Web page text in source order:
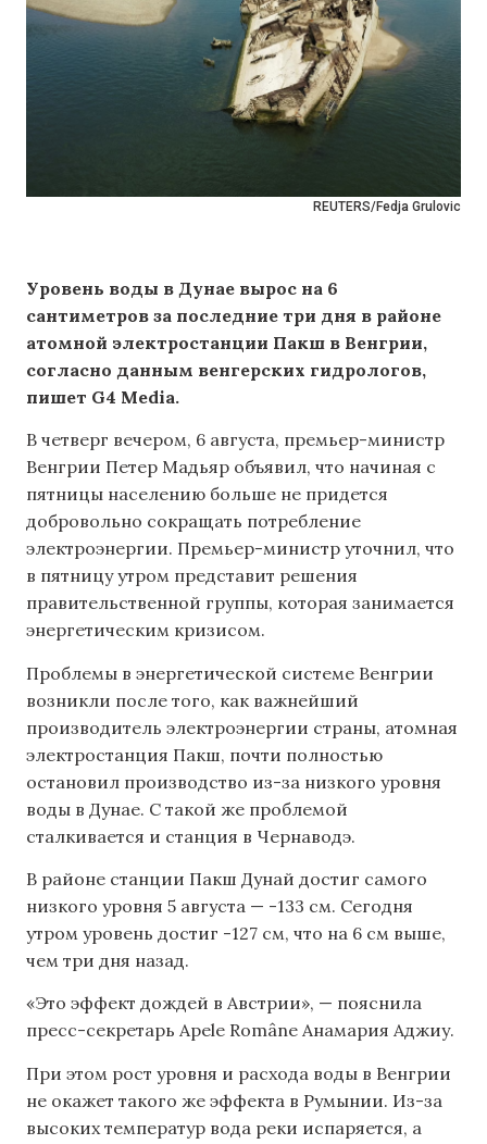
REUTERS/Fedja Grulovic
Уровень воды в Дунае вырос на 6
сантиметров за последние три дня в районе
атомной электростанции Пакш в Венгрии,
согласно данным венгерских гидрологов,
пишет G4 Media.
В четверг вечером, 6 августа, премьер-министр
Венгрии Петер Мадьяр объявил, что начиная с
пятницы населению больше не придется
добровольно сокращать потребление
электроэнергии. Премьер-министр уточнил, что
в пятницу утром представит решения
правительственной группы, которая занимается
энергетическим кризисом.
Проблемы в энергетической системе Венгрии
возникли после того, как важнейший
производитель электроэнергии страны, атомная
электростанция Пакш, почти полностью
остановил производство из-за низкого уровня
воды в Дунае. С такой же проблемой
сталкивается и станция в Чернаводэ.
В районе станции Пакш Дунай достиг самого
низкого уровня 5 августа — -133 см. Сегодня
утром уровень достиг -127 см, что на 6 см выше,
чем три дня назад.
«Это эффект дождей в Австрии», — пояснила
пресс-секретарь Apele Române Анамария Аджиу.
При этом рост уровня и расхода воды в Венгрии
не окажет такого же эффекта в Румынии. Из-за
высоких температур вода реки испаряется, а